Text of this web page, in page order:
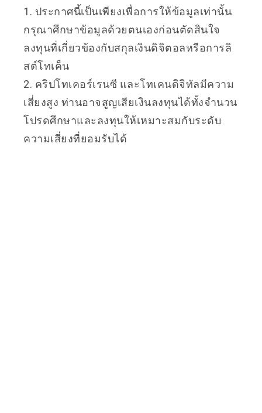
1. ประกาศนี้เป็นเพียงเพื่อการให้ข้อมูลเท่านั้น
กรุณาศึกษาข้อมูลด้วยตนเองก่อนตัดสินใจ
ลงทุนที่เกี่ยวข้องกับสกุลเงินดิจิตอลหรือการลิ
สต์โทเค็น
2. คริปโทเคอร์เรนซี และโทเคนดิจิทัลมีความ
เสี่ยงสูง ท่านอาจสูญเสียเงินลงทุนได้ทั้งจำนวน
โปรดศึกษาและลงทุนให้เหมาะสมกับระดับ
ความเสี่ยงที่ยอมรับได้